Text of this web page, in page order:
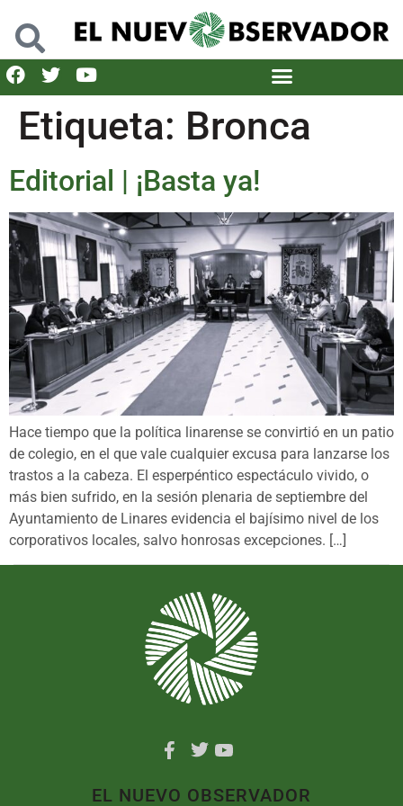
Etiqueta: Bronca
Editorial | ¡Basta ya!
Hace tiempo que la política linarense se convirtió en un patio
de colegio, en el que vale cualquier excusa para lanzarse los
trastos a la cabeza. El esperpéntico espectáculo vivido, o
más bien sufrido, en la sesión plenaria de septiembre del
Ayuntamiento de Linares evidencia el bajísimo nivel de los
corporativos locales, salvo honrosas excepciones. […]
EL NUEVO OBSERVADOR